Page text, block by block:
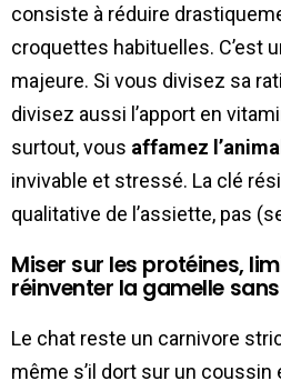
consiste à réduire
croquettes habituelles. C’est
majeure. Si vous divisez sa
divisez aussi l’apport en
surtout, vous affamez
invivable et stressé. La clé
qualitative de l’assiette, pas
Miser sur les protéines,
réinventer la gamelle
Le chat reste un carnivore
même s’il dort sur un coussin